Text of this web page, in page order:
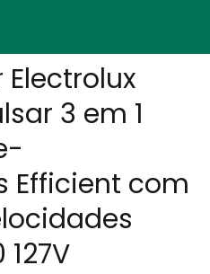
3 em 1
Efficient com
127V